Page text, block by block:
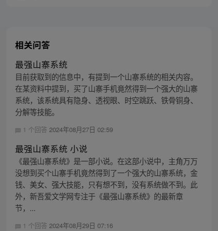
相关问答
最强山寨系统
目前获取到的信息中，有提到一个山寨系统的相关内容。
在某资料中提到，买了山寨手机竟然得到一个强大的山寨
系统，该系统具有隐身、透视眼、时空跳跃、铁骨铜身、
分解等技能。
1 个回答 2024年08月27日 02:59
最强山寨系统 小说
《最强山寨系统》是一部小说。在这部小说中，主角万万
没想到买个山寨手机竟然得到了一个强大的山寨系统，金
钱、美女、强大技能，只有想不到，没有系统做不到。此
外，新吾爱文学网专注于《最强山寨系统》的最新章
节，...
1 个回答 2024年08月29日 07:16